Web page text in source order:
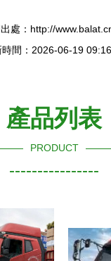
處：http://
時間：2026-06-19
產品列表
PRODUCT
----------------